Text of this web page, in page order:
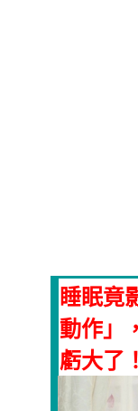
睡眠竟
動作」
虧大了！